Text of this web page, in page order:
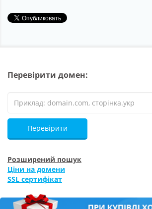
Перевірити домен:
Перевірити
Розширений пошук
Ціни на домени
SSL сертифікат